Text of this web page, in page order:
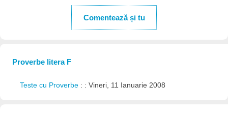
Comentează și tu
Proverbe litera F
Teste cu Proverbe : : Vineri, 11 Ianuarie 2008